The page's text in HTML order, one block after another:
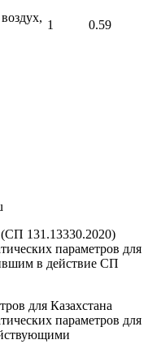
1 0.59
131.13330.2020)
параметров для
в действие СП
для Казахстана
параметров для